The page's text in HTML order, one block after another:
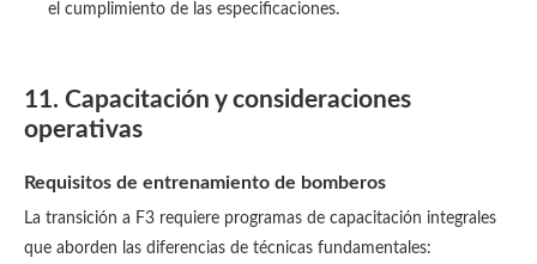
el cumplimiento de las especificaciones.
11. Capacitación y consideraciones
operativas
Requisitos de entrenamiento de bomberos
La transición a F3 requiere programas de capacitación integrales
que aborden las diferencias de técnicas fundamentales: